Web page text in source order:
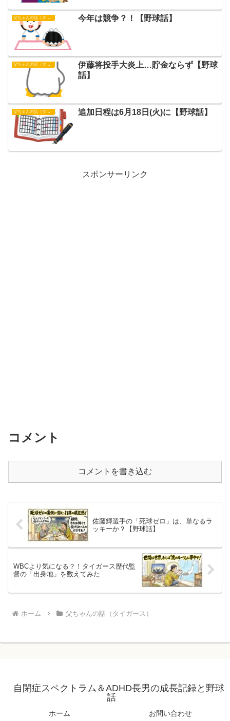
今年は競争？！【野球話】
父ちゃんの話（タイガース）
伊藤将投手大炎上…貯金ならず【野球
話】
父ちゃんの話（タイガース） 追加日程は6月18日(火)に【野球話】
スポンサーリンク
コメント
コメントを書き込む
佐藤輝選手の「死球ゼロ」は、単なるラ
ッキーか？【野球話】
WBCより気になる？！タイガース歴代監
督の「出身地」を数えてみた
ホーム 父ちゃんの話（タイガース）
自閉症スペクトラム＆ADHD長男の成長記録と野球
話
ホーム お問い合わせ